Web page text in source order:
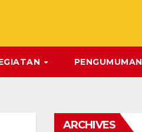
PENGUMUMAN
ARCHIVES